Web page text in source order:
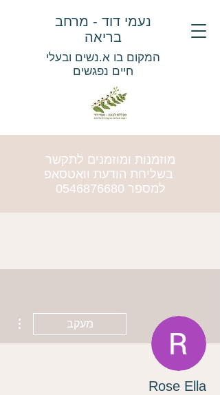
נעמי דוד - מרחב
בריאה
המקום בו א.נשים ובעלי
חיים נפגשים
מוזמנות ומוזמנים לתקשר
בשליחת הודעת וואטסאפ
למספר 0546876680
מעקב
Rose Ella